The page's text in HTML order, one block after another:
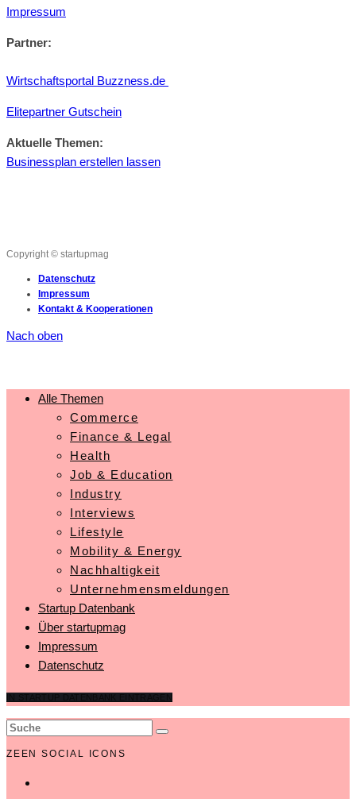
Impressum
Partner:
Wirtschaftsportal Buzzness.de
Elitepartner Gutschein
Aktuelle Themen:
Businessplan erstellen lassen
Copyright © startupmag
Datenschutz
Impressum
Kontakt & Kooperationen
Nach oben
Alle Themen
Commerce
Finance & Legal
Health
Job & Education
Industry
Interviews
Lifestyle
Mobility & Energy
Nachhaltigkeit
Unternehmensmeldungen
Startup Datenbank
Über startupmag
Impressum
Datenschutz
ZEEN SOCIAL ICONS